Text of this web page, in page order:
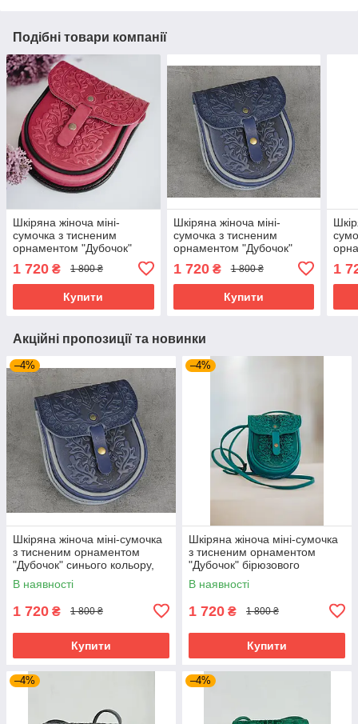
Подібні товари компанії
Шкіряна жіноча міні-
сумочка з тисненим
орнаментом "Дубочок"
16×19×6 см
1 720 ₴ 1 800 ₴
Купити
Шкіряна жіноча міні-
сумочка з тисненим
орнаментом "Дубочок"
синього кольору, 16×19×6
см
1 720₴ 1 800 ₴
Купити
1
Акційні пропозиції та новинки
–4%
Шкіряна жіноча міні-сумочка
з тисненим орнаментом
"Дубочок" синього кольору,
16×19×6 см
В наявності
1 720 ₴ 1 800 ₴
Купити
–4%
Шкіряна жіноча міні-сумочка
з тисненим орнаментом
"Дубочок" бірюзового
кольору, 16×19×6 см
В наявності
1 720 ₴ 1 800 ₴
Купити
–4% –4%